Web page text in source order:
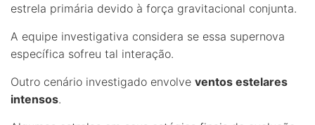
estrela primária devido à força gravitacional conjunta.
A equipe investigativa considera se essa supernova
específica sofreu tal interação.
Outro cenário investigado envolve ventos estelares
intensos.